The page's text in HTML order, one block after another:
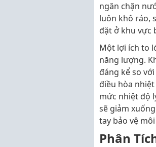
ngăn chặn
luôn khô ráo,
đặt ở khu vực
Một lợi ích to
năng lượng.
đáng kể so
điều hòa
mức nhiệt độ
sẽ giảm
tay bảo vệ
Phân